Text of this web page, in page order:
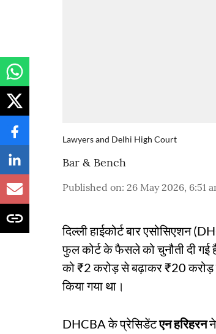
Lawyers and Delhi High Court
Bar & Bench
Published on: 26 May 2026, 6:51
दिल्ली हाईकोर्ट बार एसोसिएशन
फुल कोर्ट के फैसले को चुनौती दी
को ₹2 करोड़ से बढ़ाकर ₹20
किया गया था।
DHCBA के प्रेसिडेंटएन हरिहरन